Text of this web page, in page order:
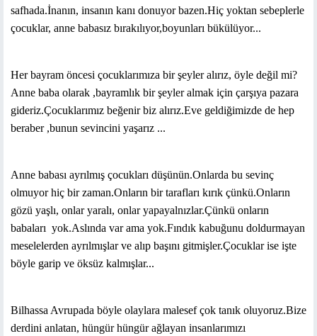
safhada.İnanın, insanın kanı donuyor bazen.Hiç yoktan sebeplerle
çocuklar, anne babasız bırakılıyor,boyunları bükülüyor...
Her bayram öncesi çocuklarımıza bir şeyler alırız, öyle değil mi?
Anne baba olarak ,bayramlık bir şeyler almak için çarşıya pazara
gideriz.Çocuklarımız beğenir biz alırız.Eve geldiğimizde de hep
beraber ,bunun sevincini yaşarız ...
Anne babası ayrılmış çocukları düşünün.Onlarda bu sevinç
olmuyor hiç bir zaman.Onların bir tarafları kırık çünkü.Onların
gözü yaşlı, onlar yaralı, onlar yapayalnızlar.Çünkü onların
babaları yok.Aslında var ama yok.Fındık kabuğunu doldurmayan
meselelerden ayrılmışlar ve alıp başını gitmişler.Çocuklar ise işte
böyle garip ve öksüz kalmışlar...
Bilhassa Avrupada böyle olaylara malesef çok tanık oluyoruz.Bize
derdini anlatan, hüngür hüngür ağlayan insanlarımızı